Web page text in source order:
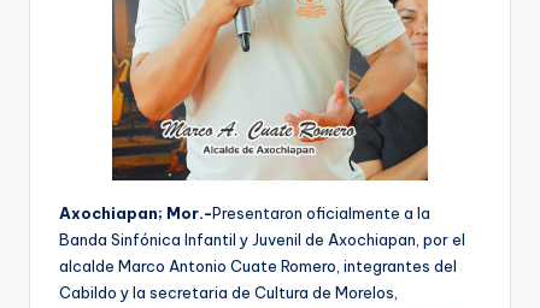
Axochiapan; Mor.-Presentaron oficialmente a la
Banda Sinfónica Infantil y Juvenil de Axochiapan, por el
alcalde Marco Antonio Cuate Romero, integrantes del
Cabildo y la secretaria de Cultura de Morelos,